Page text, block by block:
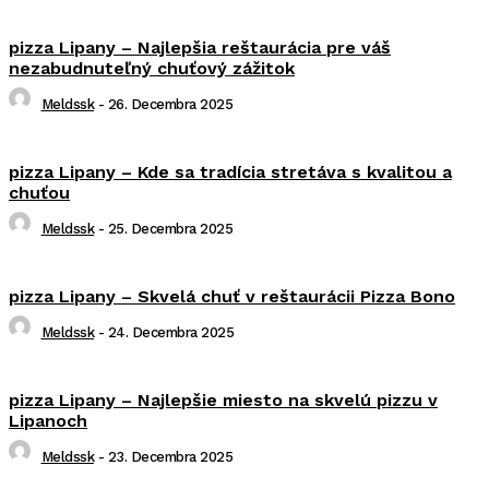
pizza Lipany – Najlepšia reštaurácia pre váš
nezabudnuteľný chuťový zážitok
Meldssk - 26. Decembra 2025
pizza Lipany – Kde sa tradícia stretáva s kvalitou a
chuťou
Meldssk - 25. Decembra 2025
pizza Lipany – Skvelá chuť v reštaurácii Pizza Bono
Meldssk - 24. Decembra 2025
pizza Lipany – Najlepšie miesto na skvelú pizzu v
Lipanoch
Meldssk - 23. Decembra 2025